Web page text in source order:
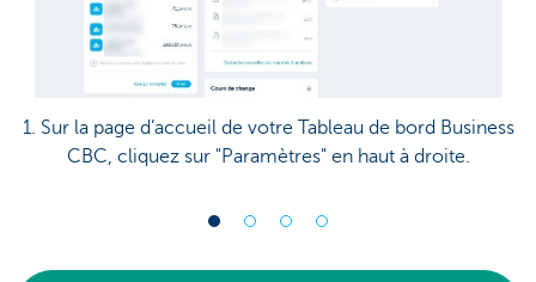
1. Sur la page d’accueil de votre Tableau de bord Business
CBC, cliquez sur "Paramètres" en haut à droite.